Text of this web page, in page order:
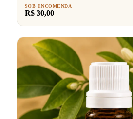
SOB ENCOMENDA
R$ 30,00